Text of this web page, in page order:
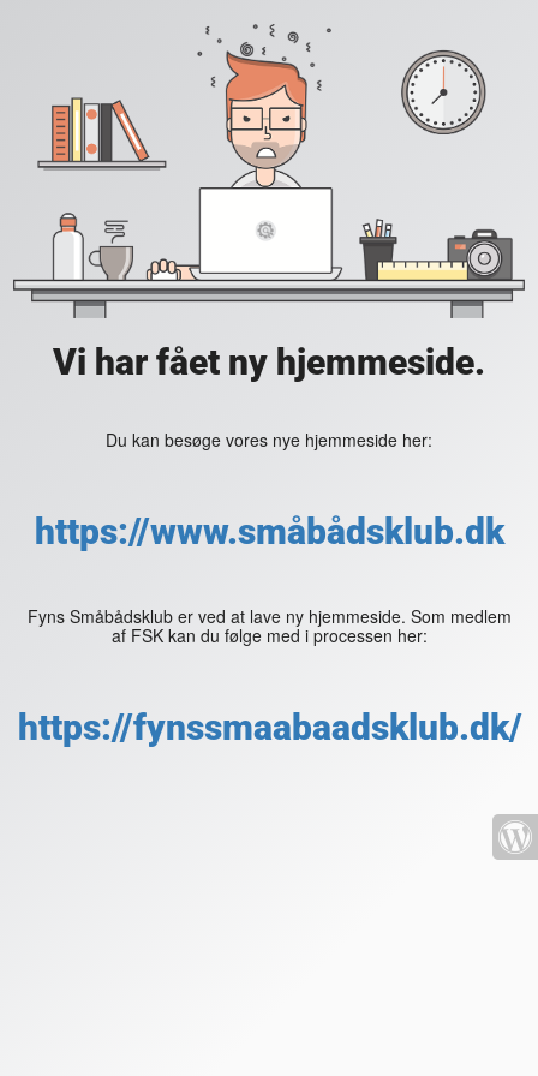
Vi har fået ny hjemmeside.
Du kan besøge vores nye hjemmeside her:
https://www.småbådsklub.dk
Fyns Småbådsklub er ved at lave ny hjemmeside. Som medlem
af FSK kan du følge med i processen her:
https://fynssmaabaadsklub.dk/